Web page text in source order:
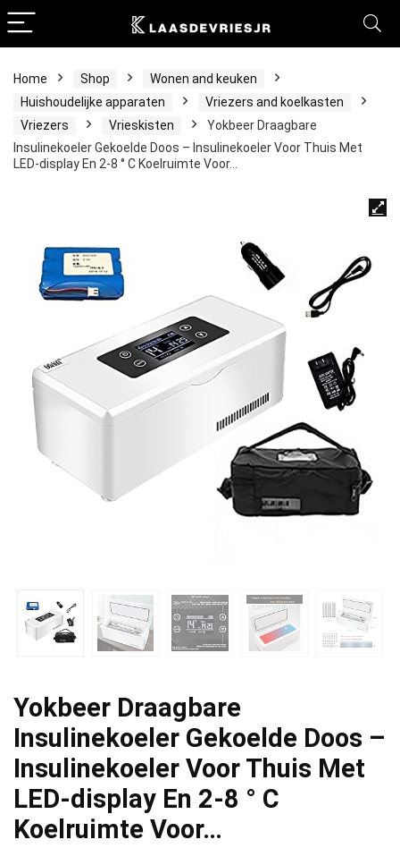
Home Shop
Wonen and keuken
Huishoudelijke apparaten
Vriezers and koelkasten
Vriezers
Vrieskisten
Yokbeer Draagbare
Insulinekoeler Gekoelde Doos – Insulinekoeler Voor Thuis Met
LED-display En 2-8 ° C Koelruimte Voor…
Yokbeer Draagbare
Insulinekoeler Gekoelde Doos –
Insulinekoeler Voor Thuis Met
LED-display En 2-8 ° C
Koelruimte Voor…